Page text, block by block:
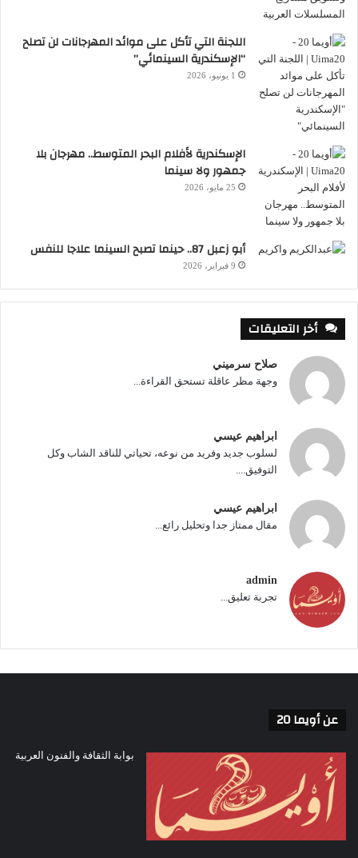
اللجنة التي تأكل على موائد المهرجانات لن تصلح
“الإسكندرية السينمائي”
1 يونيو، 2026
الإسكندرية لأفلام البحر المتوسط.. مهرجان بلا
جمهور ولا سينما
25 مايو، 2026
أبو زعبل 87.. حينما تصبح السينما علاجا للنفس
9 فبراير، 2026
أخر التعليقات
صلاح سرميني
وجهة مظر عاقلة تستحق القراءة...
ابراهيم عيسي
لسلوب جديد وفريد من نوعه، تحياتي للناقد الشاب وكل
التوفيق....
ابراهيم عيسي
مقال ممتاز جدا وتحليل رائع...
admin
تجربة تعليق...
عن أويما 20
بوابة الثقافة والفنون العربية